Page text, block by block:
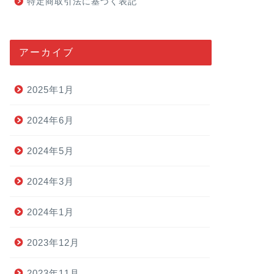
アーカイブ
2025年1月
2024年6月
2024年5月
2024年3月
2024年1月
2023年12月